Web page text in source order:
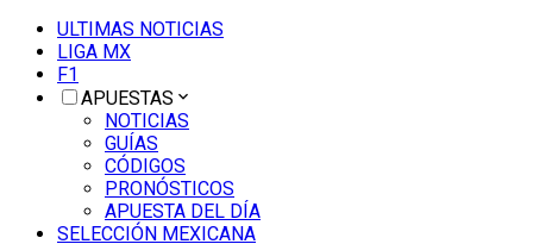
ULTIMAS NOTICIAS
LIGA MX
F1
APUESTAS
NOTICIAS
GUÍAS
CÓDIGOS
PRONÓSTICOS
APUESTA DEL DÍA
SELECCIÓN MEXICANA